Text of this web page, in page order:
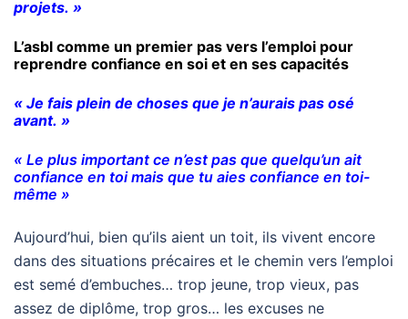
projets. »
L’asbl comme un premier pas vers l’emploi pour
reprendre confiance en soi et en ses capacités
« Je fais plein de choses que je n’aurais pas osé
avant. »
« Le plus important ce n’est pas que quelqu’un ait
confiance en toi mais que tu aies confiance en toi-
même »
Aujourd’hui, bien qu’ils aient un toit, ils vivent encore
dans des situations précaires et le chemin vers l’emploi
est semé d’embuches… trop jeune, trop vieux, pas
assez de diplôme, trop gros… les excuses ne